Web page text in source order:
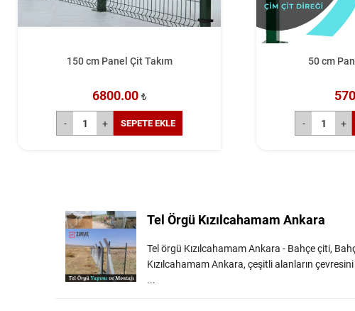
50 cm Panel Çit Direği
570.00
SEPETE EKLE
2 mm
Tel Örgü Kızılcahamam Ankara
Tel örgü Kızılcahamam Ankara - Bahçe çiti,
Kızılcahamam Ankara, çeşitli alanların
...